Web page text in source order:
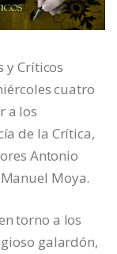
y Críticos
cuatro
a los
de la Crítica,
Antonio
Moya.
torno a los
galardón,